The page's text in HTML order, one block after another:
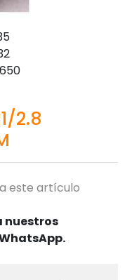
2.8
este artículo
nuestros